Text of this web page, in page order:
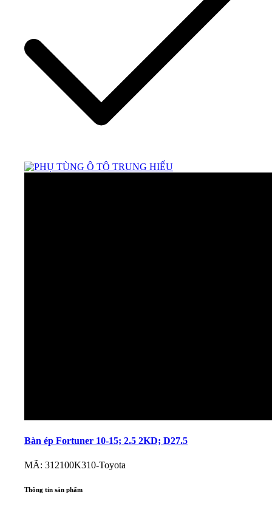
Bàn ép Fortuner 10-15; 2.5 2KD; D27.5
MÃ: 312100K310-Toyota
Thông tin sản phẩm